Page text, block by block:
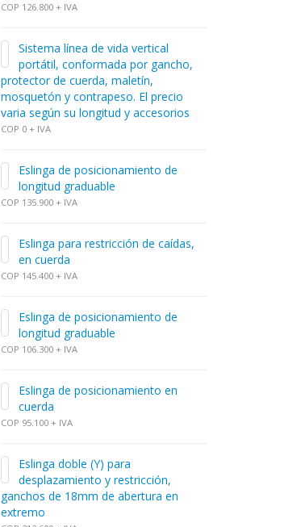
COP 126.800 + IVA
Sistema línea de vida vertical
portátil, conformada por gancho,
protector de cuerda, maletín,
mosquetón y contrapeso. El precio
varia según su longitud y accesorios
COP 0 + IVA
Eslinga de posicionamiento de
longitud graduable
COP 135.900 + IVA
Eslinga para restricción de caídas,
en cuerda
COP 145.400 + IVA
Eslinga de posicionamiento de
longitud graduable
COP 106.300 + IVA
Eslinga de posicionamiento en
cuerda
COP 95.100 + IVA
Eslinga doble (Y) para
desplazamiento y restricción,
ganchos de 18mm de abertura en
extremo